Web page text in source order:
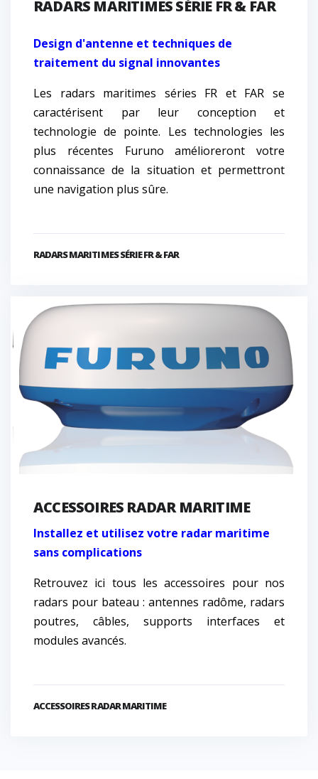
RADARS MARITIMES SÉRIE FR & FAR
Design d'antenne et techniques de
traitement du signal innovantes
Les radars maritimes séries FR et FAR se
caractérisent par leur conception et
technologie de pointe. Les technologies les
plus récentes Furuno amélioreront votre
connaissance de la situation et permettront
une navigation plus sûre.
RADARS MARITIMES SÉRIE FR & FAR
ACCESSOIRES RADAR MARITIME
Installez et utilisez votre radar maritime
sans complications
Retrouvez ici tous les accessoires pour nos
radars pour bateau : antennes radôme, radars
poutres, câbles, supports interfaces et
modules avancés.
ACCESSOIRES RADAR MARITIME